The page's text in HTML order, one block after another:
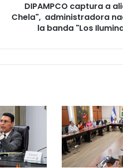
banda
DIPAMPCO captura a
Chela", administradora
la banda "Los